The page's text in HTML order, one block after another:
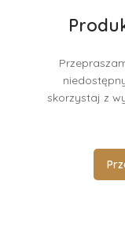
skorzystaj z